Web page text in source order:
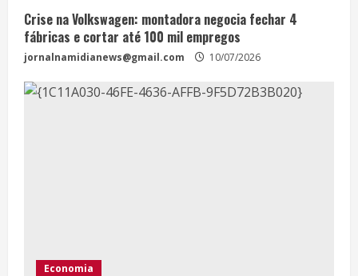
Crise na Volkswagen: montadora negocia fechar 4
fábricas e cortar até 100 mil empregos
jornalnamidianews@gmail.com 10/07/2026
Economia